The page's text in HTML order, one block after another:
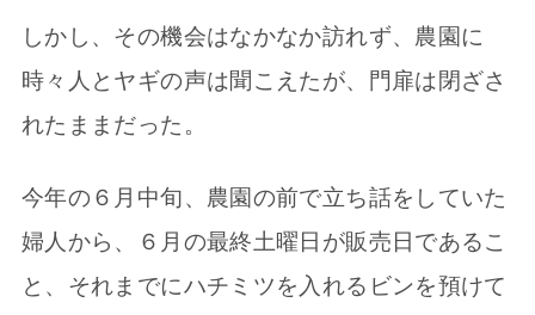
しかし、その機会はなかなか訪れず、農園に
時々人とヤギの声は聞こえたが、門扉は閉ざさ
れたままだった。
今年の６月中旬、農園の前で立ち話をしていた
婦人から、６月の最終土曜日が販売日であるこ
と、それまでにハチミツを入れるビンを預けて